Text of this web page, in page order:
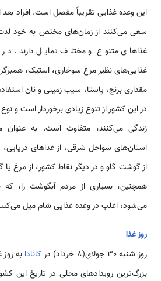
این وعده غذایی تقریباً مفصل است. افراد بعد
سعی می‌کنند از زمان‌های مختص به خود لذت
غذاهای متنوع و مختلف تمایل دارند.
غذایی‌های نظیر مرغ سوخاری، استیک،
مقداری برنج، پاستا، سیب زمینی و نان
در این کشور از تنوع زیادی برخوردار است و
زندگی می‌کنند، متفاوت است. به
استان‌های سواحل شرقی، ‌از غذاهای
از گوشت گاو و در دیگر نقاط کشور، ‌از مرغ
همچنین، بسیاری از مردم آبگوشت را،
می‌شود، اغلب در وعده غذایی شام میل
روز غذا
روز شنبه 30 جولای(8 خرداد) در
کانادا به
بزرگ‌ترین رویدادهای محلی در تاریخ این